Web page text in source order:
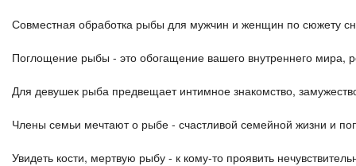
Совместная обработка рыбы для мужчин и женщин по сюжету
Поглощение рыбы - это обогащение вашего внутреннего мира,
Для девушек рыба предвещает интимное знакомство,
Члены семьи мечтают о рыбе - счастливой семейной жизни и
Увидеть кости, мертвую рыбу - к кому-то проявить